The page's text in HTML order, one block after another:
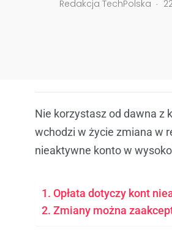
Redakcja TechPolska
Nie korzystasz od dawna z
wchodzi w życie zmiana w
nieaktywne konto w
Opłata dotyczy kont
Zmiany można